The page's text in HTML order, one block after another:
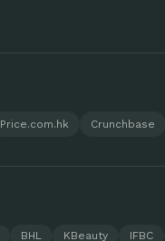
Price.com.hk Crunchbase
BHL KBeauty IFBC